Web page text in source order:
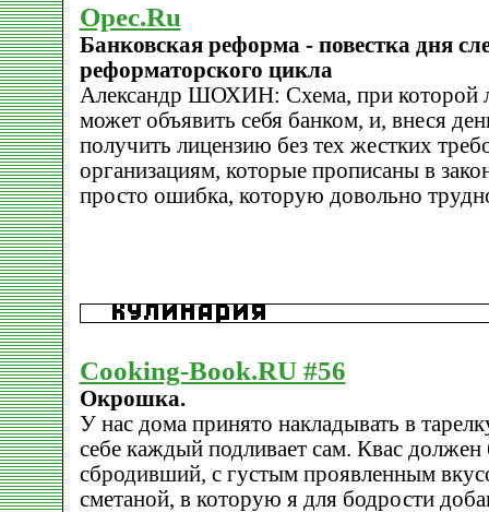
Opec.Ru
Банковская реформа - повестка дня
реформаторского цикла
Александр ШОХИН: Схема, при которой
может объявить себя банком, и, внеся
получить лицензию без тех жестких
организациям, которые прописаны в
просто ошибка, которую довольно
Cooking-Book.RU #56
Окрошка.
У нас дома принято накладывать в
себе каждый подливает сам. Квас
сбродивший, с густым проявленным
сметаной, в которую я для бодрости